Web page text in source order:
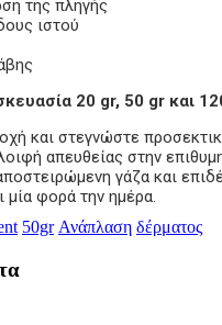
της πληγής
ιστού
20 gr, 50 gr και
και στεγνώστε
απευθείας στην
γάζα και
μία φορά την ημέρα.
50gr Ανάπλαση δέρματος